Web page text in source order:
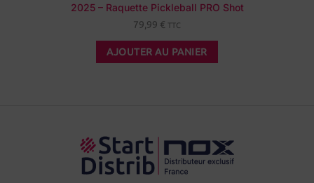
2025 – Raquette Pickleball PRO Shot
79,99 € TTC
AJOUTER AU PANIER